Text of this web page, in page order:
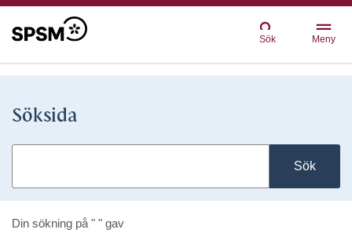
Sök Meny
Söksida
Sök
Din sökning på " " gav